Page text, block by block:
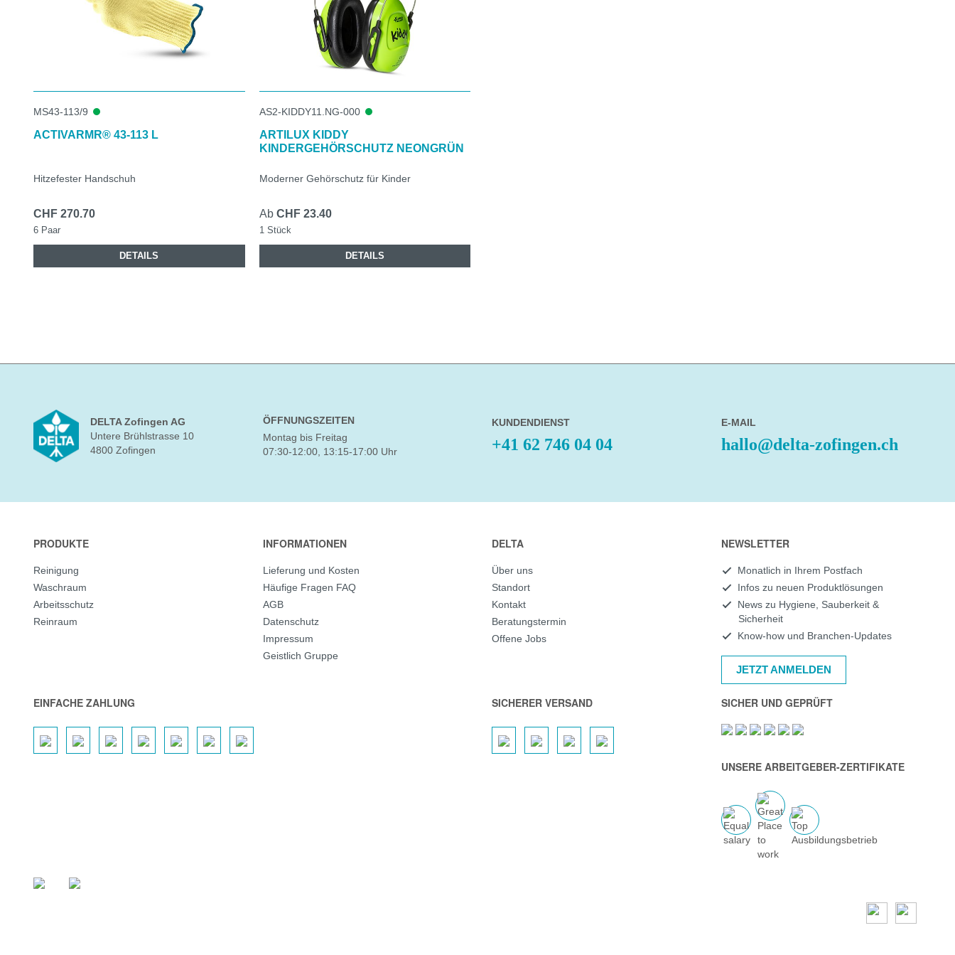
MS43-113/9
ACTIVARMR® 43-113 L
Hitzefester Handschuh
CHF 270.70
6 Paar
DETAILS
AS2-KIDDY11.NG-000
ARTILUX KIDDY
KINDERGEHÖRSCHUTZ NEONGRÜN
Moderner Gehörschutz für Kinder
Ab CHF 23.40
1 Stück
DETAILS
DELTA Zofingen AG
Untere Brühlstrasse 10
4800 Zofingen
ÖFFNUNGSZEITEN
Montag bis Freitag
07:30-12:00, 13:15-17:00 Uhr
KUNDENDIENST
+41 62 746 04 04
E-MAIL
hallo@delta-zofingen.ch
PRODUKTE
Reinigung
Waschraum
Arbeitsschutz
Reinraum
INFORMATIONEN
Lieferung und Kosten
Häufige Fragen FAQ
AGB
Datenschutz
Impressum
Geistlich Gruppe
DELTA
Über uns
Standort
Kontakt
Beratungstermin
Offene Jobs
NEWSLETTER
Monatlich in Ihrem Postfach
Infos zu neuen Produktlösungen
News zu Hygiene, Sauberkeit &
Sicherheit
Know-how und Branchen-Updates
JETZT ANMELDEN
EINFACHE ZAHLUNG SICHERER VERSAND SICHER UND GEPRÜFT
UNSERE ARBEITGEBER-ZERTIFIKATE